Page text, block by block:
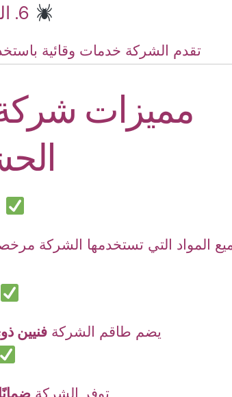
تقدم الشركة خدمات وقائية
مميزات شركة
المواد التي تستخدمها الشركة
يضم طاقم الشركةفنيين